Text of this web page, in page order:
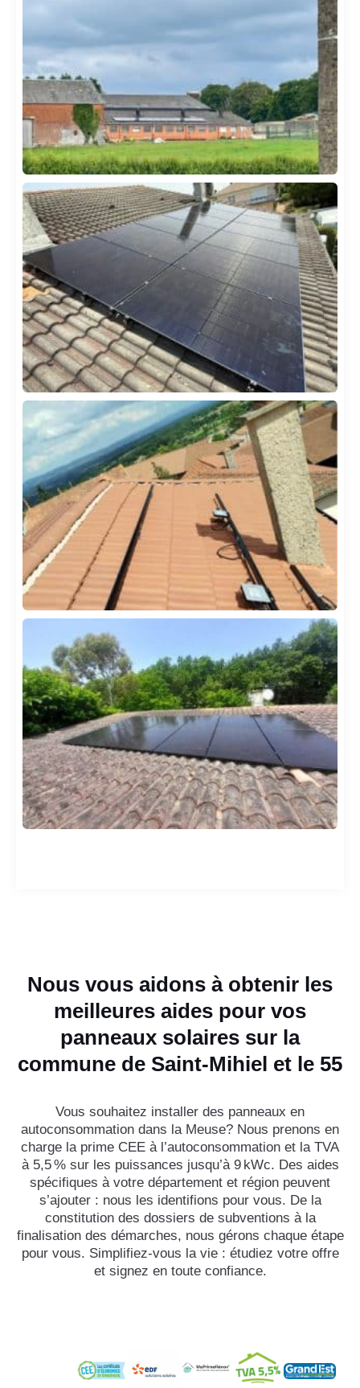
Nous vous aidons à obtenir les
meilleures aides pour vos
panneaux solaires sur la
commune de Saint-Mihiel et le 55
Vous souhaitez installer des panneaux en
autoconsommation dans la Meuse? Nous prenons en
charge la prime CEE à l’autoconsommation et la TVA
à 5,5 % sur les puissances jusqu’à 9 kWc. Des aides
spécifiques à votre département et région peuvent
s’ajouter : nous les identifions pour vous. De la
constitution des dossiers de subventions à la
finalisation des démarches, nous gérons chaque étape
pour vous. Simplifiez-vous la vie : étudiez votre offre
et signez en toute confiance.